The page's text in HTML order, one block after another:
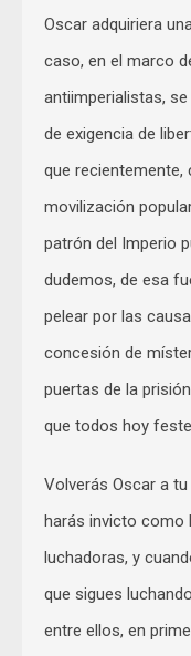
Oscar adquiriera
caso, en el marco
antiimperialistas,
de exigencia de
que recientemente,
movilización
patrón del Imperio
dudemos, de esa
pelear por las
concesión de
puertas de la
que todos hoy
Volverás Oscar a
harás invicto como
luchadoras, y
que sigues
entre ellos, en